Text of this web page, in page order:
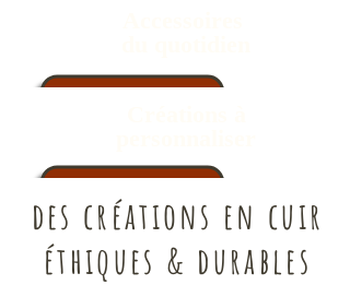
des créations en cuir
éthiques & durables